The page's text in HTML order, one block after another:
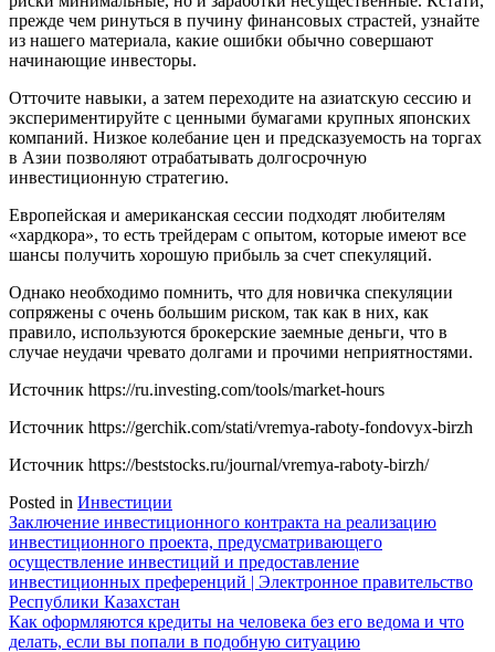
прежде чем ринуться в пучину финансовых страстей, узнайте
из нашего материала, какие ошибки обычно совершают
начинающие инвесторы.
Отточите навыки, а затем переходите на азиатскую сессию и
экспериментируйте с ценными бумагами крупных японских
компаний. Низкое колебание цен и предсказуемость на торгах
в Азии позволяют отрабатывать долгосрочную
инвестиционную стратегию.
Европейская и американская сессии подходят любителям
«хардкора», то есть трейдерам с опытом, которые имеют все
шансы получить хорошую прибыль за счет спекуляций.
Однако необходимо помнить, что для новичка спекуляции
сопряжены с очень большим риском, так как в них, как
правило, используются брокерские заемные деньги, что в
случае неудачи чревато долгами и прочими неприятностями.
Источник https://ru.investing.com/tools/market-hours
Источник https://gerchik.com/stati/vremya-raboty-fondovyx-birzh
Источник https://beststocks.ru/journal/vremya-raboty-birzh/
Posted in Инвестиции
Навигация
по
записям
Заключение инвестиционного контракта на реализацию
инвестиционного проекта, предусматривающего
осуществление инвестиций и предоставление
инвестиционных преференций | Электронное правительство
Республики Казахстан
Как оформляются кредиты на человека без его ведома и что
делать, если вы попали в подобную ситуацию